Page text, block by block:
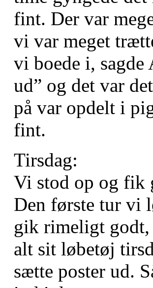
fint. Der var
vi var meget
vi boede i, sagde
ud” og det var
på var opdelt i
fint.
Tirsdag:
Vi stod op og fik
Den første tur vi
gik rimeligt godt,
alt sit løbetøj
sætte poster ud.